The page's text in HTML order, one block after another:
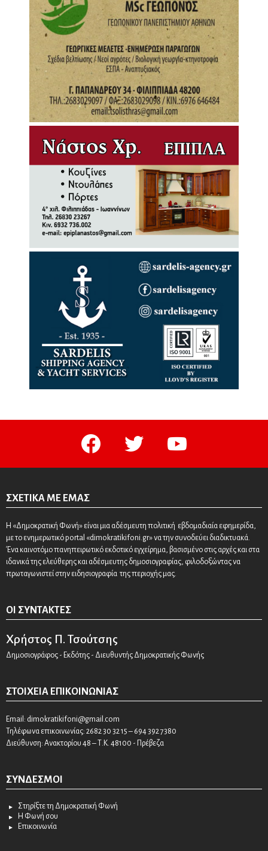
facebook twitter youtube
ΣΧΕΤΙΚΆ ΜΕ ΕΜΆΣ
Η «Δημοκρατική Φωνή» είναι μια αδέσμευτη πολιτική εβδομαδιαία εφημερίδα,
με το ενημερωτικό portal «dimokratikifoni.gr» να την συνοδεύει διαδικτυακά.
Ένα καινοτόμο πανηπειρωτικό εκδοτικό εγχείρημα, βασισμένο στις αρχές και στα
ιδανικά της ελεύθερης και αδέσμευτης δημοσιογραφίας, φιλοδοξώντας να
πρωταγωνιστεί στην ειδησιογραφία της περιοχής μας.
ΟΙ ΣΥΝΤΆΚΤΕΣ
Χρήστος Π. Τσούτσης
Δημοσιογράφος - Εκδότης - Διευθυντής Δημοκρατικής Φωνής
ΣΤΟΙΧΕΊΑ ΕΠΙΚΟΙΝΩΝΊΑΣ
Email: dimokratikifoni@gmail.com
Τηλέφωνα επικοινωνίας: 2682 30 32 15 – 694 392 7380
Διεύθυνση: Ανακτορίου 48 – Τ.Κ. 48100 - Πρέβεζα
ΣΎΝΔΕΣΜΟΙ
Στηρίξτε τη Δημοκρατική Φωνή
Η Φωνή σου
Επικοινωνία